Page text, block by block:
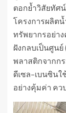
ตอกย้ำวิสัยทัศน์
โครงการผลิต
ทรัพยากรอย่า
ฝังกลบเป็นศูนย์
พลาสติกจากก
ดีเซล–เบนซิน
อย่างคุ้มค่า คว